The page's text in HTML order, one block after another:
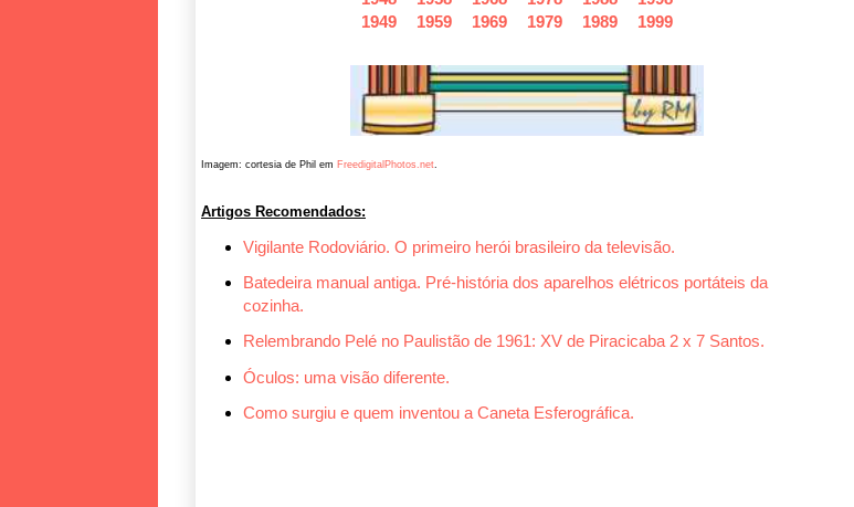
1949
1959 1969 1979 1989 1999
Imagem: cortesia de Phil em FreedigitalPhotos.net
Artigos Recomendados:
Vigilante Rodoviário. O primeiro herói brasileiro da televisão.
Batedeira manual antiga. Pré-história dos aparelhos elétricos portáteis da
cozinha.
Relembrando Pelé no Paulistão de 1961: XV de Piracicaba 2 x 7 Santos.
Óculos: uma visão diferente.
Como surgiu e quem inventou a Caneta Esferográfica.